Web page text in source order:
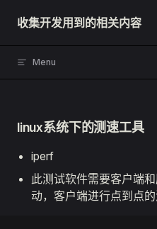
Skip to content
收集开发用到的相关内容
Menu
linux系统下的测速工具
iperf
此测试软件需要客户端
动，客户端进行点到点